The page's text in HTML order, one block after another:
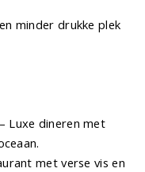
minder drukke plek
– Luxe dineren met
met verse vis en